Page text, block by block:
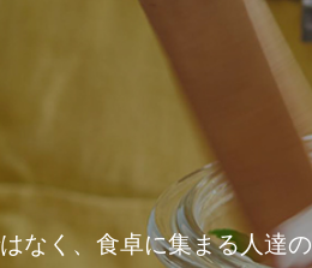
なく、食卓に集まる人達の